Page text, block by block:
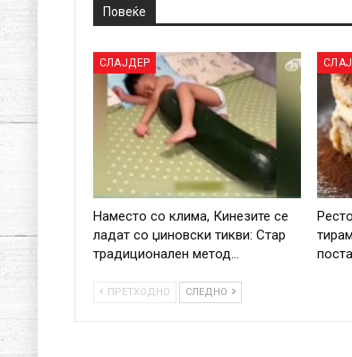
Повеќе
СЛАЈДЕР
Наместо со клима, Кинезите се
ладат со џиновски тикви: Стар
традиционален метод…
ПРЕТХОДНО СЛЕДНО